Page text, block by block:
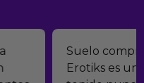
online, y
me gustan. No he